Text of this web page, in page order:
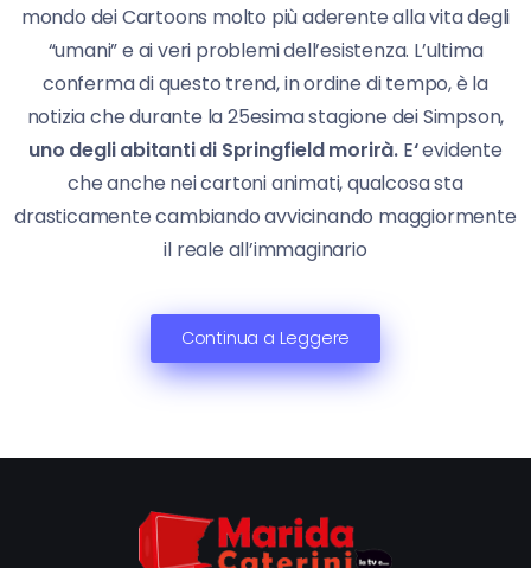
mondo dei Cartoons molto più aderente alla vita degli
“umani” e ai veri problemi dell’esistenza. L’ultima
conferma di questo trend, in ordine di tempo, è la
notizia che durante la 25esima stagione dei Simpson,
uno degli abitanti di Springfield morirà. E‘evidente
che anche nei cartoni animati, qualcosa sta
drasticamente cambiando avvicinando maggiormente
il reale all’immaginario
Continua a Leggere